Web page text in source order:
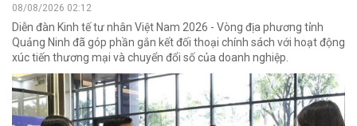
08/08/2026 02:12
Diễn đàn Kinh tế tư nhân Việt Nam 2026 - Vòng địa phương tỉnh
Quảng Ninh đã góp phần gắn kết đối thoại chính sách với hoạt động
xúc tiến thương mại và chuyển đổi số của doanh nghiệp.